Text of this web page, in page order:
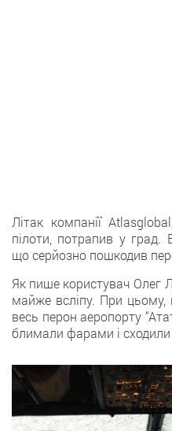
Літак компанії
пілоти, потрапив у град.
що серйозно пошкодив
Як пише користувач Олег
майже всліпу. При цьому,
весь перон аеропорту
блимали фарами і сходили